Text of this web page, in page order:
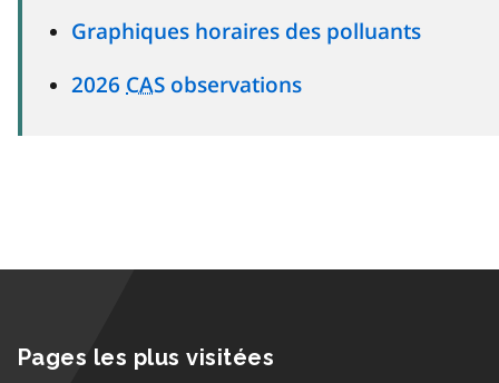
Graphiques horaires des polluants
2026 CAS observations
Pages les plus visitées